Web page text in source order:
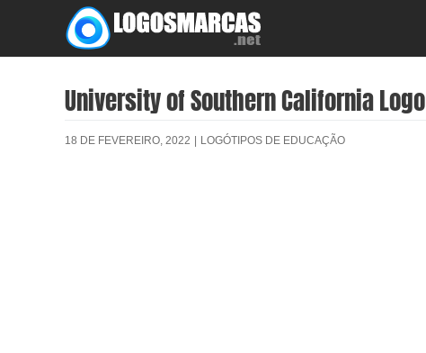
content
University of Southern California Logo
18 DE FEVEREIRO, 2022 | LOGÓTIPOS DE EDUCAÇÃO